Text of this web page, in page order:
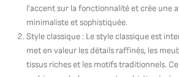
l’accent sur la fonctionnalité et crée une
minimaliste et sophistiquée.
Style classique : Le style classique est
met en valeur les détails raffinés, les
tissus riches et les motifs traditionnels.